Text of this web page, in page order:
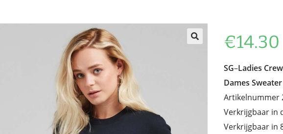
€14.30
SG–Ladies
Dames
Artikelnummer
Verkrijgbaar in
Verkrijgbaar in